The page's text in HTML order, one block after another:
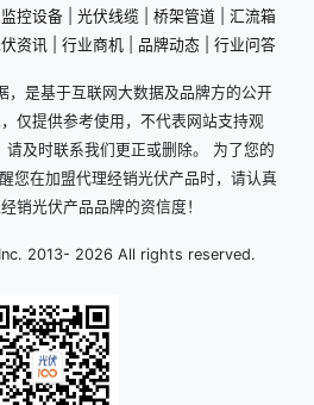
监控设备 光伏线缆 桥架管道
汇流箱
资讯 行业商机 品牌动态 行业问答
，是基于互联网大数据及品牌方的公开
仅提供参考使用，不代表网站支持观
请及时联系我们更正或删除。 为了您的
您在加盟代理经销光伏产品时，请认真
销光伏产品品牌的资信度！
2013- 2026 All rights reserved.